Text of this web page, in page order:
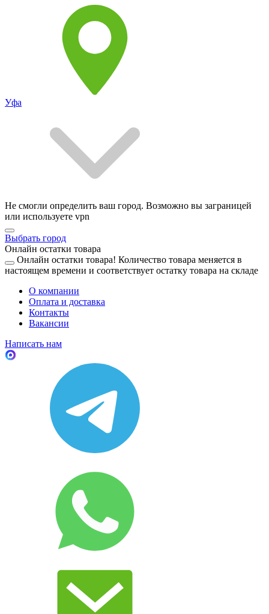
Уфа
Не смогли определить ваш город. Возможно вы заграницей
или используете vpn
Выбрать город
Онлайн остатки товара
Онлайн остатки товара! Количество товара меняется в
настоящем времени и соответствует остатку товара на складе
О компании
Оплата и доставка
Контакты
Вакансии
Написать нам